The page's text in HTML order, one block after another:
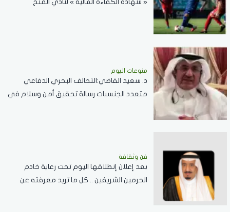
« شهادة الكفاءة المالية » لنادي الفتح
منوعات اليوم
د. سعيد القاضي:التحالف البحري الدفاعي
متعدد الجنسيات رسالة تحقيق أمن وسلام في
فن وثقافة
بعد إعلان إنطلاقها اليوم تحت رعاية خادم
الحرمين الشريفين .. كل ما تريد معرفته عن